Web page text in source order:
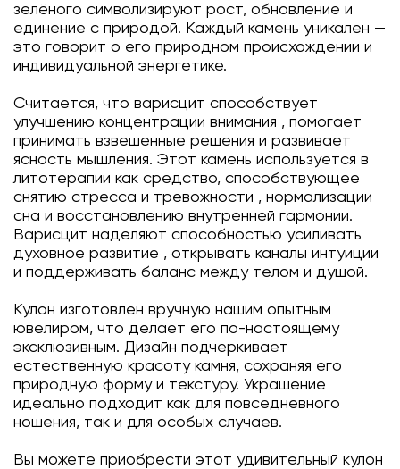
зелёного символизируют рост, обновление и
единение с природой. Каждый камень уникален —
это говорит о его природном происхождении и
индивидуальной энергетике.
Считается, что варисцит способствует
улучшению концентрации внимания , помогает
принимать взвешенные решения и развивает
ясность мышления. Этот камень используется в
литотерапии как средство, способствующее
снятию стресса и тревожности , нормализации
сна и восстановлению внутренней гармонии.
Варисцит наделяют способностью усиливать
духовное развитие , открывать каналы интуиции
и поддерживать баланс между телом и душой.
Кулон изготовлен вручную нашим опытным
ювелиром, что делает его по-настоящему
эксклюзивным. Дизайн подчеркивает
естественную красоту камня, сохраняя его
природную форму и текстуру. Украшение
идеально подходит как для повседневного
ношения, так и для особых случаев.
Вы можете приобрести этот удивительный кулон